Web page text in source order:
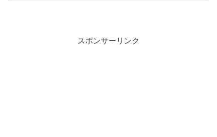
スポンサーリンク